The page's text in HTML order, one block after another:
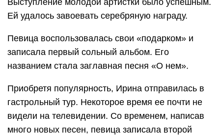
Ей удалось завоевать серебряную награду.
Певица воспользовалась свои «подарком» и
записала первый сольный альбом. Его
названием стала заглавная песня «О нем».
Приобретя популярность, Ирина отправилась в
гастрольный тур. Некоторое время ее почти не
видели на телевидении. Со временем, написав
много новых песен, певица записала второй